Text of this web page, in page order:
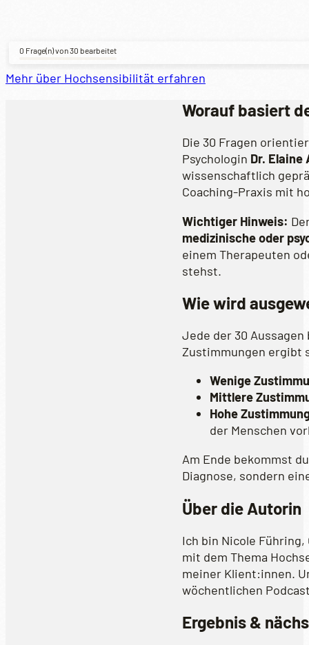
0 Frage(n) von 30 bearbeitet
Mehr über Hochsensibilität erfahren
Worauf basiert
Die 30 Fragen
Psychologin Dr. Elaine
wissenschaftlich
Coaching-Praxis mit
Wichtiger Hinweis:
medizinische oder
einem Therapeuten
stehst.
Wie wird
Jede der 30
Zustimmungen ergibt
Wenige
Mittlere
Hohe
der Menschen
Am Ende bekommst
Diagnose, sondern
Über die Autorin
Ich bin Nicole
mit dem Thema
meiner Klient:innen.
wöchentlichen
Ergebnis &